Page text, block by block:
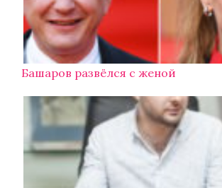
Башаров развёлся с женой